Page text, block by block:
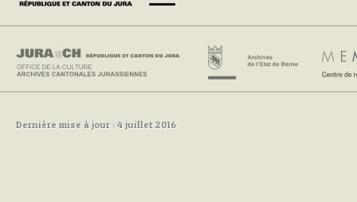
Dernière mise à jour : 4 juillet 2016